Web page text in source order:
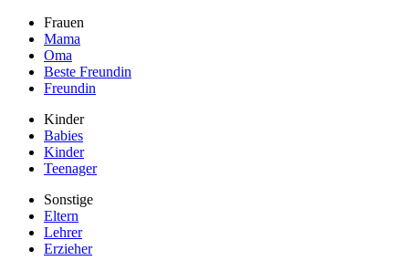
Frauen
Mama
Oma
Beste Freundin
Freundin
Kinder
Babies
Kinder
Teenager
Sonstige
Eltern
Lehrer
Erzieher